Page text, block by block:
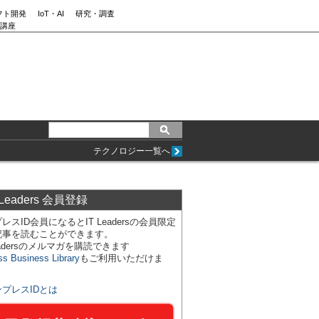
ト開発 IoT・AI
研究・調査
座
テクノロジー一覧へ
会員登録
スID会員になるとIT Leadersの会員限定
を読むことができます。
のメルマガを購読できます
Business Libraryもご利用いただけま
プレスIDとは